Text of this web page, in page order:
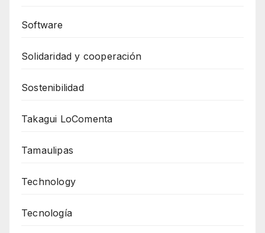
Software
Solidaridad y cooperación
Sostenibilidad
Takagui LoComenta
Tamaulipas
Technology
Tecnología